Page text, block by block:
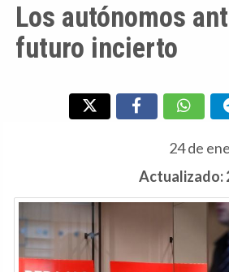
Los autónomos
futuro incierto
24 de
Actualizado: